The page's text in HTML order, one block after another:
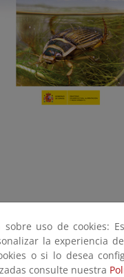
sobre uso de cookies:
la experiencia
o si lo desea
consulte nuestra